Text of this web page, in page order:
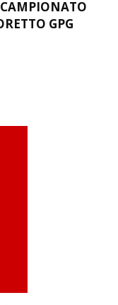
GPG